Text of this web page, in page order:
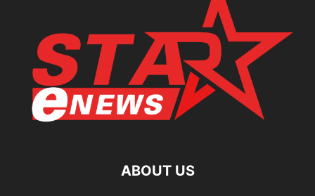
ABOUT US